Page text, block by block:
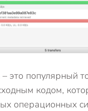
– это популярный
кодом,
операционных